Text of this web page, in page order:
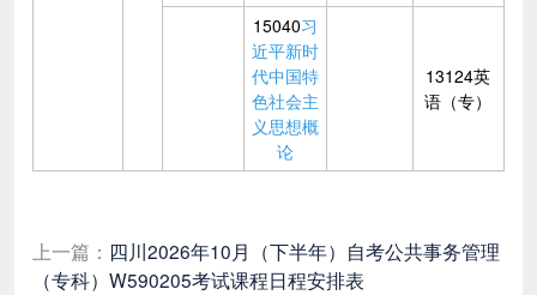
15040习
近平新时
代中国特
色社会主
义思想概
论
13124英
语（专）
上一篇： 四川2026年10月（下半年）自考公共事务管理
（专科）W590205考试课程日程安排表